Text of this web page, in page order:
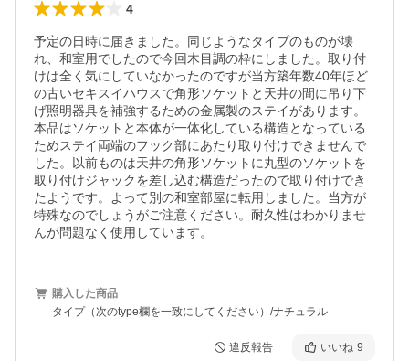
4
予定の日時に届きました。同じようなタイプのものが壊
れ、和室用でしたので今回木目調の枠にしました。取り付
けは全く気にしていなかったのですが当方築年数40年ほど
の古いセキスイハウスで角形ソケットと天井の間に吊り下
げ照明器具を補強するための金属製のステイがあります。
本品はソケットと本体が一体化している構造となっている
ためステイ両端のフック部にあたり取り付けできませんで
した。以前ものは天井の角形ソケットに丸型のソケットを
取り付けジャックを差し込む構造だったので取り付けでき
たようです。よって別の和室部屋に転用しました。当方が
特殊なのでしょうがご注意ください。耐久性はわかりませ
んが問題なく使用しています。
購入した商品
タイプ（次のtype欄を一致にしてください）/ナチュラル
違反報告 いいね 9